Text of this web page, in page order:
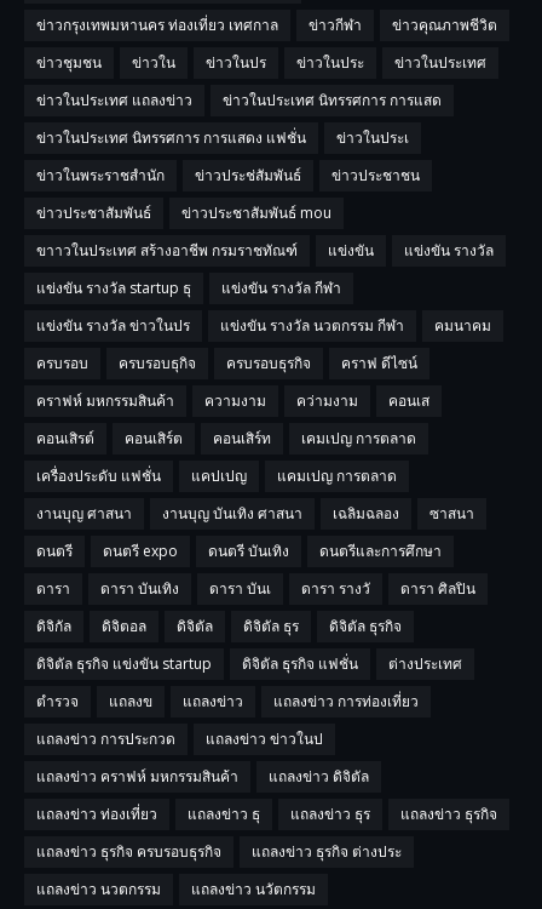
ข่าวกรุงเทพมหานคร ท่องเที่ยว เทศกาล
ข่าวกีฬา
ข่าวคุณภาพชีวิต
ข่าวชุมชน
ข่าวใน ข่าวในปร ข่าวในประ
ข่าวในประเทศ
ข่าวในประเทศ แถลงข่าว
ข่าวในประเทศ นิทรรศการ การแสด
ข่าวในประเทศ นิทรรศการ การแสดง แฟชั่น
ข่าวในประเ
ข่าวในพระราชสำนัก
ข่าวประช่สัมพันธ์
ข่าวประชาชน
ข่าวประชาสัมพันธ์
ข่าวประชาสัมพันธ์ mou
ขาาวในประเทศ สร้างอาชีพ กรมราชทัณฑ์
แข่งขัน
แข่งขัน รางวัล
แข่งขัน รางวัล startup ธุ
แข่งขัน รางวัล กีฬา
แข่งขัน รางวัล ข่าวในปร
แข่งขัน รางวัล นวตกรรม กีฬา
คมนาคม
ครบรอบ
ครบรอบธุกิจ ครบรอบธุรกิจ
คราฟ ดีไซน์
คราฟห์ มหกรรมสินค้า
ความงาม คว่ามงาม
คอนเส
คอนเสิรต์
คอนเสิร์ต คอนเสิร์ท
เคมเปญ การตลาด
เครื่องประดับ แฟชั่น
แคปเปญ
แคมเปญ การตลาด
งานบุญ ศาสนา
งานบุญ บันเทิง ศาสนา เฉลิมฉลอง
ซาสนา
ดนตรี
ดนตรี expo ดนตรี บันเทิง
ดนตรีและการศึกษา
ดารา
ดารา บันเทิง ดารา บันเ ดารา รางวั
ดารา ศิลปิน
ดิจิกัล
ดิจิตอล ดิจิตัล ดิจิตัล ธุร
ดิจิตัล ธุรกิจ
ดิจิตัล ธุรกิจ แข่งขัน startup
ดิจิตัล ธุรกิจ แฟชั่น
ต่างประเทศ
ตำรวจ
แถลงข แถลงข่าว
แถลงข่าว การท่องเที่ยว
แถลงข่าว การประกวด
แถลงข่าว ข่าวในป
แถลงข่าว คราฟห์ มหกรรมสินค้า
แถลงข่าว ดิจิตัล
แถลงข่าว ท่องเที่ยว
แถลงข่าว ธุ แถลงข่าว ธุร
แถลงข่าว ธุรกิจ
แถลงข่าว ธุรกิจ ครบรอบธุรกิจ
แถลงข่าว ธุรกิจ ต่างประ
แถลงข่าว นวตกรรม
แถลงข่าว นวัตกรรม